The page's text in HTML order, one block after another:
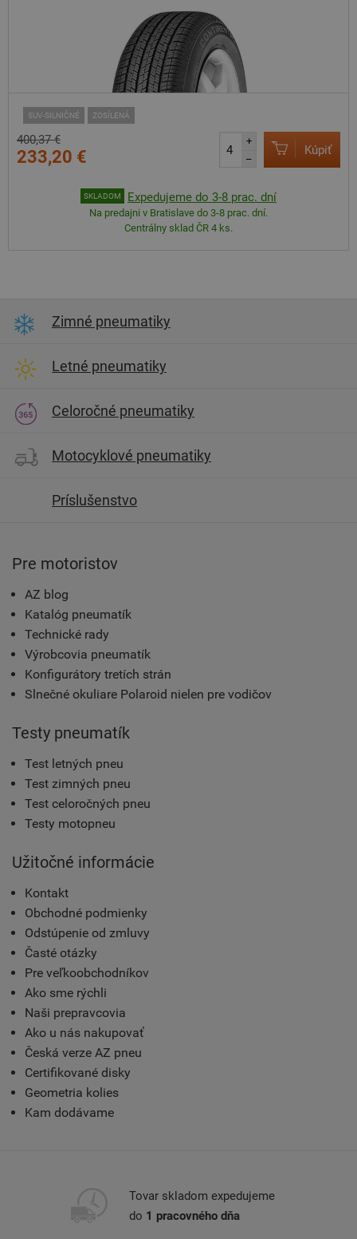
SUV-SILNIČNÉ ZOSÍLENÁ
400,37 €
233,20 €
+
–
Kúpiť
SKLADOM Expedujeme do 3-8 prac. dní
Na predajni v Bratislave do 3-8 prac. dní.
Centrálny sklad ČR 4 ks.
Zimné pneumatiky
Letné pneumatiky
Celoročné pneumatiky
Motocyklové pneumatiky
Príslušenstvo
Pre motoristov
AZ blog
Katalóg pneumatík
Technické rady
Výrobcovia pneumatík
Konfigurátory tretích strán
Slnečné okuliare Polaroid nielen pre vodičov
Testy pneumatík
Test letných pneu
Test zimných pneu
Test celoročných pneu
Testy motopneu
Užitočné informácie
Kontakt
Obchodné podmienky
Odstúpenie od zmluvy
Časté otázky
Pre veľkoobchodníkov
Ako sme rýchli
Naši prepravcovia
Ako u nás nakupovať
Česká verze AZ pneu
Certifikované disky
Geometria kolies
Kam dodávame
Tovar skladom expedujeme
do 1 pracovného dňa